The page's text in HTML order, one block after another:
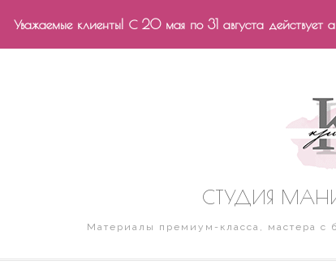
СТУДИЯ
Материалы премиум-класса, мастера с
Уважаемые клиенты! С 20 мая по 31 августа действует